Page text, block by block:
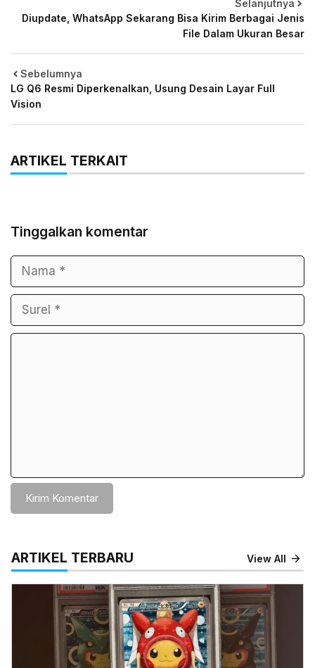
Sebelumnya
LG Q6 Resmi Diperkenalkan, Usung Desain Layar Full
Vision
Selanjutnya
Diupdate, WhatsApp Sekarang Bisa Kirim Berbagai Jenis
File Dalam Ukuran Besar
ARTIKEL TERKAIT
Tinggalkan komentar
Nama
Surel
ARTIKEL TERBARU View All